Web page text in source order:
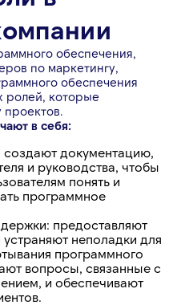
обеспечения,
по маркетингу,
обеспечения
ролей, которые
в себя:
создают документацию,
и руководства, чтобы
понять и
программное
предоставляют
неполадки для
программного
вопросы, связанные с
и обеспечивают